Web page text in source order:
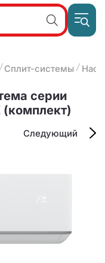
8
25-
93-63
Сплит-системы
серии
(комплект)
Следующий